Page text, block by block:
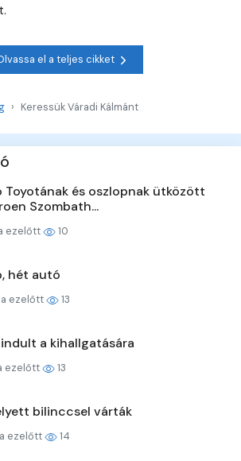
el a teljes cikket
Keressük Váradi Kálmánt
Toyotának és oszlopnak ütközött
Szombath...
ezelőtt 10
hét autó
ezelőtt 13
a kihallgatására
ezelőtt 13
bilinccsel várták
ezelőtt 14